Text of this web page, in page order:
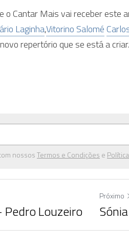
o Cantar Mais vai receber este
Laginha,Vitorino Salomé
repertório que se está a criar.
nossosTermos e Condições e
Pedro Louzeiro
Próximo